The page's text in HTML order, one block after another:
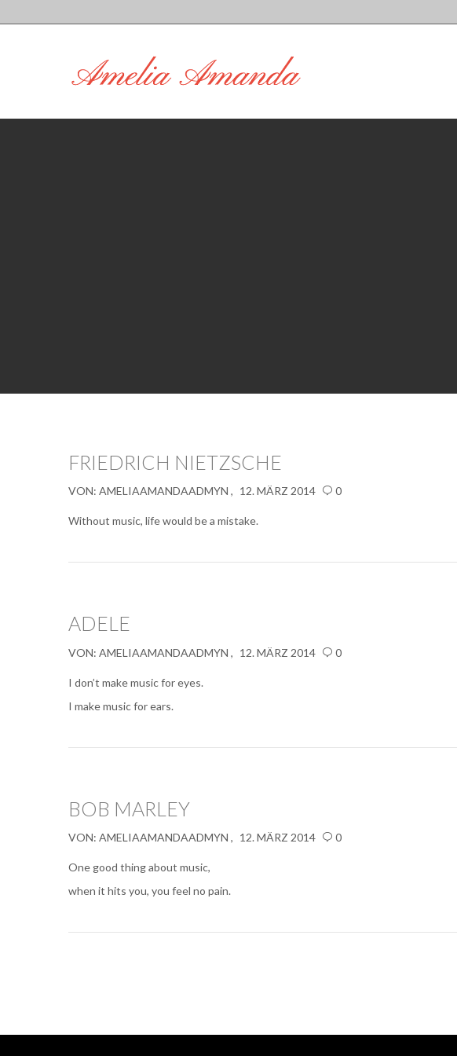
FRIEDRICH NIETZSCHE
VON: AMELIAAMANDAADMYN 12. MÄRZ 2014 0
Without music, life would be a mistake.
ADELE
VON: AMELIAAMANDAADMYN 12. MÄRZ 2014 0
I don’t makemusicfor eyes.
I makemusicfor ears.
BOB MARLEY
VON: AMELIAAMANDAADMYN 12. MÄRZ 2014 0
One good thing about music,
when it hits you, you feel no pain.